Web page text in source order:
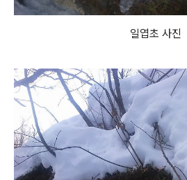
일엽초 사진